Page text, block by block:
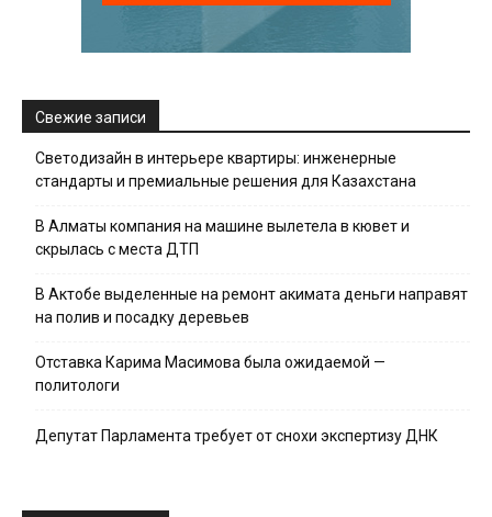
Свежие записи
Светодизайн в интерьере квартиры: инженерные
стандарты и премиальные решения для Казахстана
В Алматы компания на машине вылетела в кювет и
скрылась с места ДТП
В Актобе выделенные на ремонт акимата деньги направят
на полив и посадку деревьев
Отставка Карима Масимова была ожидаемой —
политологи
Депутат Парламента требует от снохи экспертизу ДНК